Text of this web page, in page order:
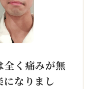
全く痛みが無
になりまし